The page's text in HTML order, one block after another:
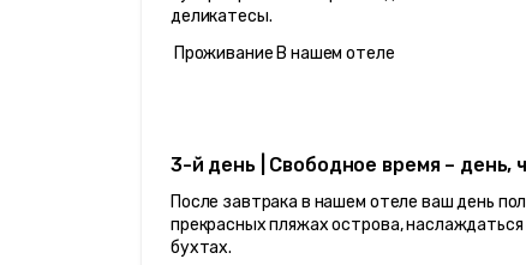
деликатесы.
Проживание В нашем отеле
3-й день | Свободное время – день,
После завтрака в нашем отеле ваш день
прекрасных пляжах острова,
бухтах.